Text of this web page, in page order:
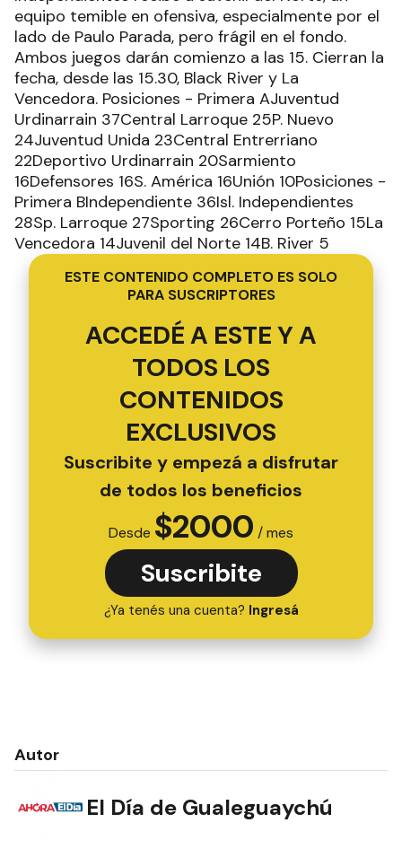
equipo temible en ofensiva, especialmente por el
lado de Paulo Parada, pero frágil en el fondo.
Ambos juegos darán comienzo a las 15. Cierran la
fecha, desde las 15.30, Black River y La
Vencedora. Posiciones - Primera AJuventud
Urdinarrain 37Central Larroque 25P. Nuevo
24Juventud Unida 23Central Entrerriano
22Deportivo Urdinarrain 20Sarmiento
16Defensores 16S. América 16Unión 10Posiciones -
Primera BIndependiente 36Isl. Independientes
28Sp. Larroque 27Sporting 26Cerro Porteño 15La
Vencedora 14Juvenil del Norte 14B. River 5
ESTE CONTENIDO COMPLETO ES SOLO
PARA SUSCRIPTORES
ACCEDÉ A ESTE Y A
TODOS LOS
CONTENIDOS
EXCLUSIVOS
Suscribite y empezá a disfrutar
de todos los beneficios
Desde $2000 / mes
Suscribite
¿Ya tenés una cuenta? Ingresá
Autor
El Día de Gualeguaychú